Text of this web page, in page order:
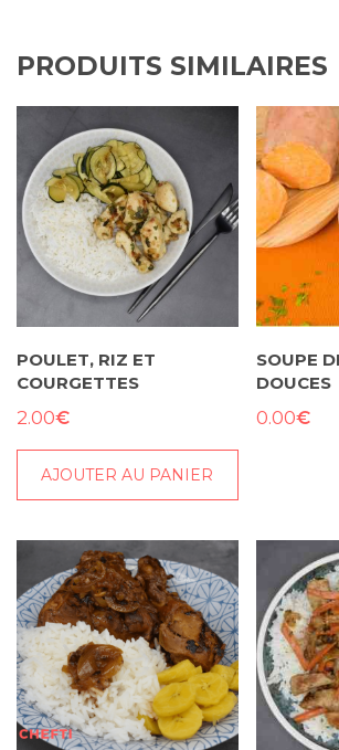
PRODUITS SIMILAIRES
POULET, RIZ ET
COURGETTES
2.00€
AJOUTER AU PANIER
SOUPE
DOUCES
0.00€